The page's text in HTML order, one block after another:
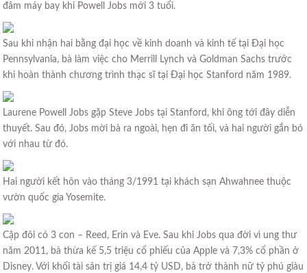
đâm máy bay khi Powell Jobs mới 3 tuổi.
Sau khi nhận hai bằng đại học về kinh doanh và kinh tế tại Đại học
Pennsylvania, bà làm việc cho Merrill Lynch và Goldman Sachs trước
khi hoàn thành chương trình thạc sĩ tại Đại học Stanford năm 1989.
Laurene Powell Jobs gặp Steve Jobs tại Stanford, khi ông tới đây diễn
thuyết. Sau đó, Jobs mời bà ra ngoài, hẹn đi ăn tối, và hai người gắn bó
với nhau từ đó.
Hai người kết hôn vào tháng 3/1991 tại khách sạn Ahwahnee thuộc
vườn quốc gia Yosemite.
Cặp đôi có 3 con – Reed, Erin và Eve. Sau khi Jobs qua đời vì ung thư
năm 2011, bà thừa kế 5,5 triệu cổ phiếu của Apple và 7,3% cổ phần ở
Disney. Với khối tài sản trị giá 14,4 tỷ USD, bà trở thành nữ tỷ phú giàu